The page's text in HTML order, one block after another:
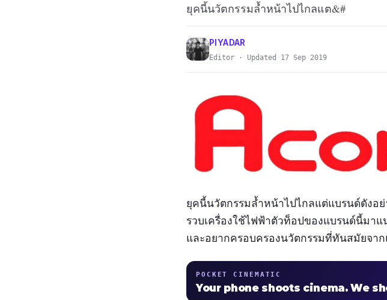
ยุคนี้นวัตกรรมล้ำหน้าไปไกลแต&#
PIYADAR
Editor · Updated 17 Sep 2019
ยุคนี้นวัตกรรมล้ำหน้าไปไกลแต่แบรนด์ดังอ
รวบเครื่องใช้ไฟฟ้าตัวท็อปของแบรนด์นี้ม
และอยากครอบครองนวัตกรรมที่ทันสมัยจา
POCKET CINEMATIC
Your phone shoots cinema. We